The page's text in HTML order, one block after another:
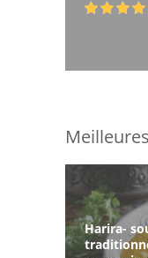
Harira-